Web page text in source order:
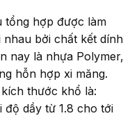
tổng hợp được làm
nhau bởi chất kết dính
nay là nhựa Polymer,
hỗn hợp xi măng.
thước khổ là:
dầy từ 1.8 cho tới